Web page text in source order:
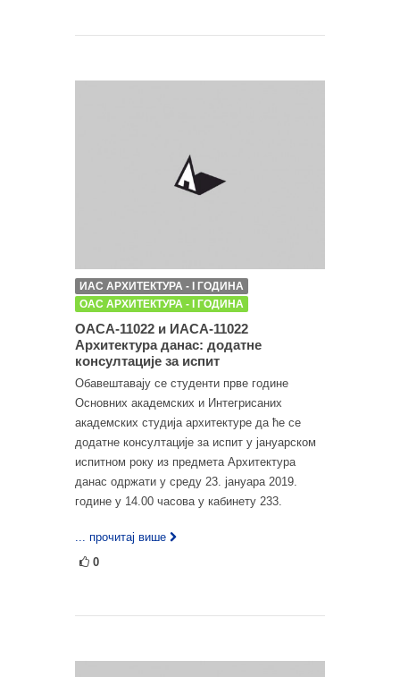
ИАС АРХИТЕКТУРА - I ГОДИНА
ОАС АРХИТЕКТУРА - I ГОДИНА
ОАСА-11022 и ИАСА-11022
Архитектура данас: додатне
консултације за испит
Обавештавају се студенти прве године
Основних академских и Интегрисаних
академских студија архитектуре да ће се
додатне консултације за испит у јануарском
испитном року из предмета Архитектура
данас одржати у среду 23. јануара 2019.
годинe у 14.00 часова у кабинету 233.
... прочитај више
0